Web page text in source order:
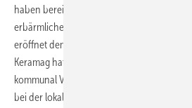
haben bereits ­Jahrzehnte auf dem Buckel
erbärmlichen Zustand. Das
eröffnet dem Fachhandwerk ­gerade hier
Keramag hat eine Initiative zur
kommunal Verantwortlichen und zur
bei der lokalen Marktbearbeitung gestartet.